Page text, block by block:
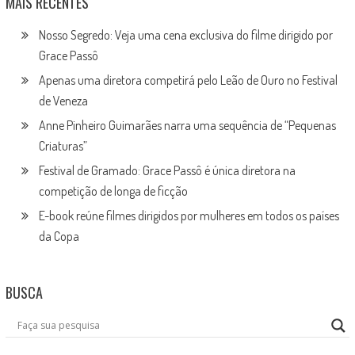
Nosso Segredo: Veja uma cena exclusiva do filme dirigido por
Grace Passô
Apenas uma diretora competirá pelo Leão de Ouro no Festival
de Veneza
Anne Pinheiro Guimarães narra uma sequência de “Pequenas
Criaturas”
Festival de Gramado: Grace Passô é única diretora na
competição de longa de ficção
E-book reúne filmes dirigidos por mulheres em todos os países
da Copa
BUSCA